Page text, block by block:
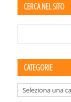
CERCA NEL SITO
CATEGORIE
Categorie